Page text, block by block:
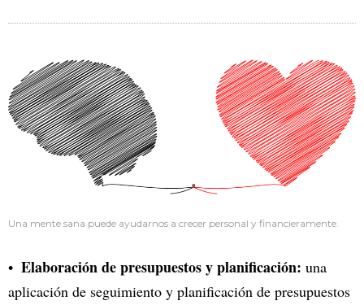
Una mente sana puede ayudarnos a crecer personal y financieramente.
Elaboración de presupuestos y planificación: una
aplicación de seguimiento y planificación de presupuestos